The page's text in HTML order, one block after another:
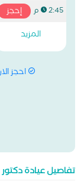
2:45 م
إحجز
المزيد
احجز
تفاصيل عيادة